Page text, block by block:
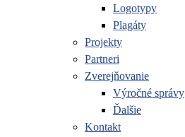
Logotypy
Plagáty
Projekty
Partneri
Zverejňovanie
Výročné správy
Ďalšie
Kontakt